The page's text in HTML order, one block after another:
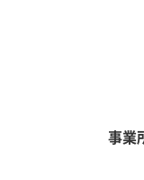
事業